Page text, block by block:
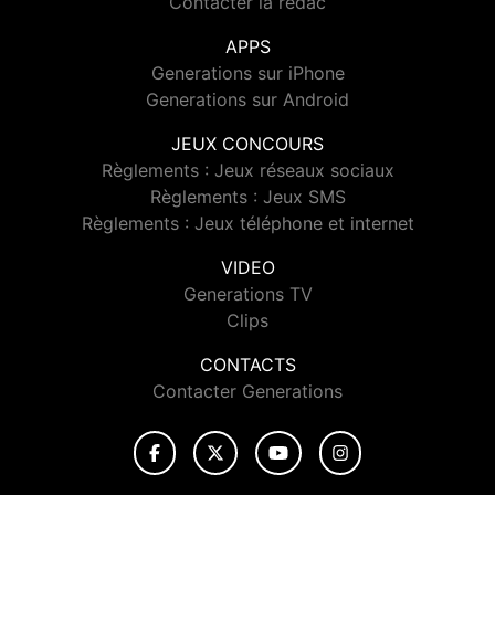
APPS
Generations sur iPhone
Generations sur Android
JEUX CONCOURS
Règlements : Jeux réseaux sociaux
Règlements : Jeux SMS
Règlements : Jeux téléphone et internet
VIDEO
Generations TV
Clips
CONTACTS
Contacter Generations